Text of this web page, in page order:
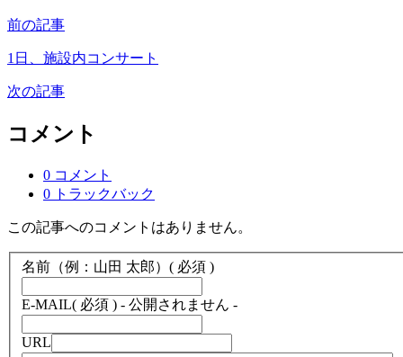
前の記事
1日、施設内コンサート
次の記事
コメント
0 コメント
0 トラックバック
この記事へのコメントはありません。
名前（例：山田 太郎） ( 必須 )
E-MAIL( 必須 ) - 公開されません -
URL